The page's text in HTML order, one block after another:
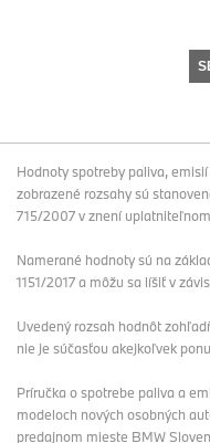
Hodnoty spotreby paliva,
zobrazené rozsahy sú
715/2007 v znení
Namerané hodnoty sú na
1151/2017 a môžu sa líšiť v
Uvedený rozsah hodnôt
nie je súčasťou akejkoľvek
Príručka o spotrebe paliva a
modeloch nových osobných
predajnom mieste BMW